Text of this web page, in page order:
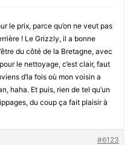
le prix, parce qu’on ne veut pas
! Le Grizzly, il a bonne
du côté de la Bretagne, avec
le nettoyage, c’est clair, faut
d’la fois où mon voisin a
haha. Et puis, rien de tel qu’un
du coup ça fait plaisir à
#6123